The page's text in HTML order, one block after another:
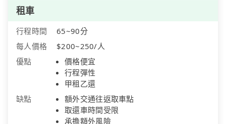
租車
行程時間
65~90分
每人價格
$200~250/人
優點
價格便宜
行程彈性
甲租乙還
缺點
額外交通往返取車點
取還車時間受限
承擔額外風險